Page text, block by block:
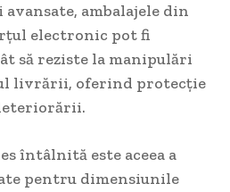
ambalajele din
electronic pot fi
să reziste la manipulări
livrării, oferind protecție
întâlnită este aceea a
pentru dimensiunile